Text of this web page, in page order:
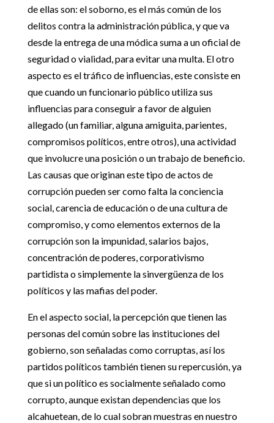
de ellas son: el soborno, es el más común de los
delitos contra la administración pública, y que va
desde la entrega de una módica suma a un oficial de
seguridad o vialidad, para evitar una multa. El otro
aspecto es el tráfico de influencias, este consiste en
que cuando un funcionario público utiliza sus
influencias para conseguir a favor de alguien
allegado (un familiar, alguna amiguita, parientes,
compromisos políticos, entre otros), una actividad
que involucre una posición o un trabajo de beneficio.
Las causas que originan este tipo de actos de
corrupción pueden ser como falta la conciencia
social, carencia de educación o de una cultura de
compromiso, y como elementos externos de la
corrupción son la impunidad, salarios bajos,
concentración de poderes, corporativismo
partidista o simplemente la sinvergüenza de los
políticos y las mafias del poder.
En el aspecto social, la percepción que tienen las
personas del común sobre las instituciones del
gobierno, son señaladas como corruptas, así los
partidos políticos también tienen su repercusión, ya
que si un político es socialmente señalado como
corrupto, aunque existan dependencias que los
alcahuetean, de lo cual sobran muestras en nuestro